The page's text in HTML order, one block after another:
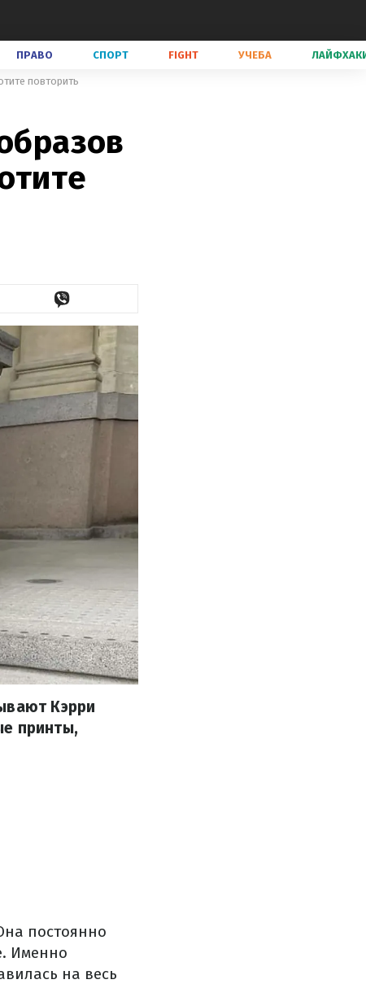
ПРАВО СПОРТ FIGHT УЧЕБА
повторить
Кэрри
принты,
постоянно
Именно
на весь